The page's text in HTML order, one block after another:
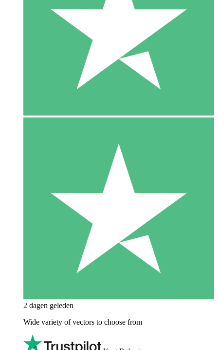
2 dagen geleden
Wide variety of vectors to choose from